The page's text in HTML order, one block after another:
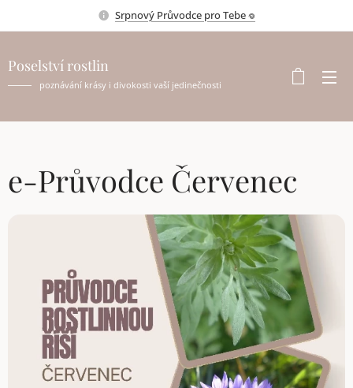
Srpnový Průvodce pro Tebe 𖦹
Poselství rostlin
poznávání krásy i divokosti vaší jedinečnosti
e-Průvodce Červenec